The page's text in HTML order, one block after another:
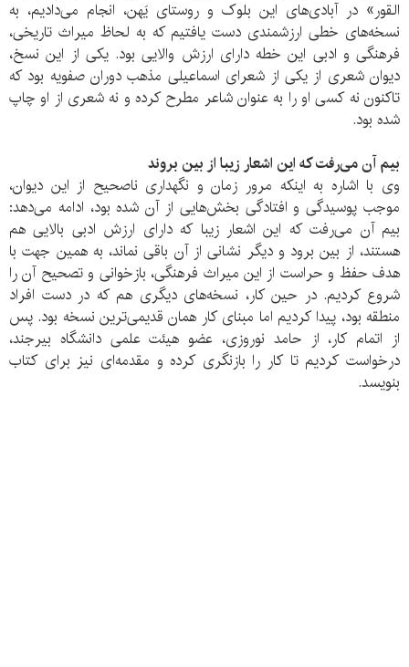
القور» در آبادی‌های این بلوک و روستای یَهن، انجام می‌دادیم، به
نسخه‌های خطی ارزشمندی دست یافتیم که به لحاظ میراث تاریخی،
فرهنگی و ادبی این خطه دارای ارزش والایی بود. یکی از این نسخ،
دیوان شعری از یکی از شعرای اسماعیلی مذهب دوران صفویه بود که
تاکنون نه کسی او را به عنوان شاعر مطرح کرده و نه شعری از او چاپ
شده بود.
بیم آن می‌رفت که این اشعار زیبا از بین بروند
وی با اشاره به اینکه مرور زمان و نگهداری ناصحیح از این دیوان،
موجب پوسیدگی و افتادگی بخش‌هایی از آن شده بود، ادامه می‌دهد:
بیم آن می‌رفت که این اشعار زیبا که دارای ارزش ادبی بالایی هم
هستند، از بین برود و دیگر نشانی از آن باقی نماند، به همین جهت با
هدف حفظ و حراست از این میراث فرهنگی، بازخوانی و تصحیح آن را
شروع کردیم. در حین کار، نسخه‌های دیگری هم که در دست افراد
منطقه بود، پیدا کردیم اما مبنای کار همان قدیمی‌ترین نسخه بود. پس
از اتمام کار، از حامد نوروزی، عضو هیئت علمی دانشگاه بیرجند،
درخواست کردیم تا کار را بازنگری کرده و مقدمه‌ای نیز برای کتاب
بنویسد.